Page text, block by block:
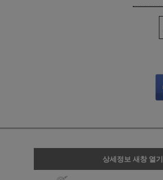
상세정보 새창 열기